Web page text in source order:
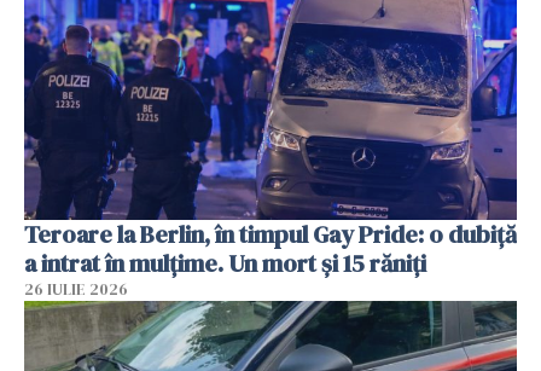
Teroare la Berlin, în timpul Gay Pride: o dubiță
a intrat în mulțime. Un mort și 15 răniți
26 IULIE 2026